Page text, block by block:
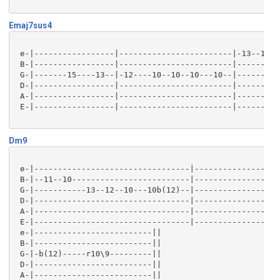
Emaj7sus4
e-|-----------------|------------------------|-13--
B-|-----------------|------------------------
G-|-------15----13--|-12----10--10--10---10--
D-|-----------------|------------------------
A-|-----------------|------------------------
E-|-----------------|------------------------
Dm9
e-|---------------------------------
B-|--11--10-------------------------
G-|-----------13--12--10---10b(12)--
D-|---------------------------------
A-|---------------------------------
E-|---------------------------------
e-|-------------------------||
B-|-------------------------||
G-|-b(12)-----r10\9---------||
D-|-------------------------||
A-|-------------------------||